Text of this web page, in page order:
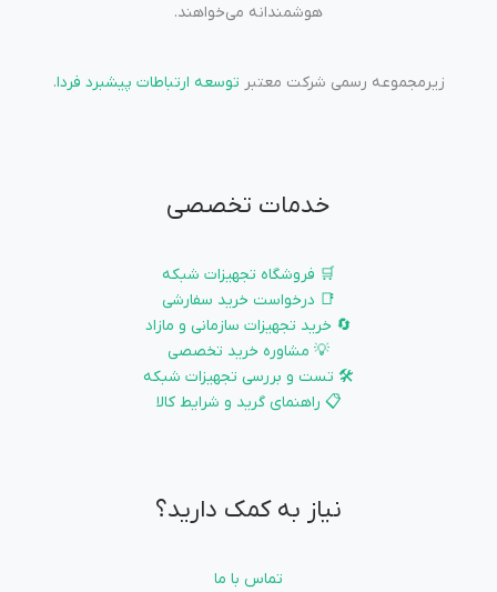
هوشمندانه می‌خواهند.
زیرمجموعه رسمی شرکت معتبر توسعه ارتباطات پیشبرد فردا.
خدمات تخصصی
🛒 فروشگاه تجهیزات شبکه
📑 درخواست خرید سفارشی
🔄 خرید تجهیزات سازمانی و مازاد
💡 مشاوره خرید تخصصی
🛠️ تست و بررسی تجهیزات شبکه
📋 راهنمای گرید و شرایط کالا
نیاز به کمک دارید؟
تماس با ما